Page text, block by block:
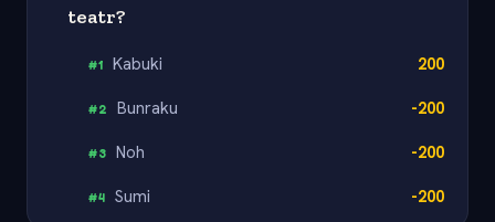
teatr?
#1 Kabuki 200
#2 Bunraku -200
#3 Noh -200
#4 Sumi -200